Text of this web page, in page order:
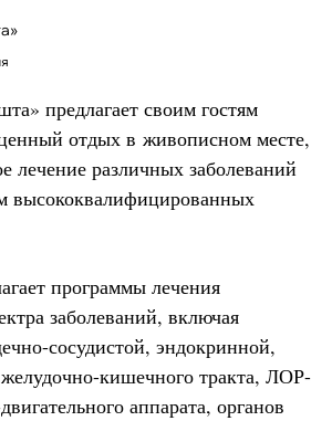
предлагает своим гостям
отдых в живописном месте,
лечение различных заболеваний
высококвалифицированных
программы лечения
заболеваний, включая
сосудистой, эндокринной,
кишечного тракта, ЛОР-
аппарата, органов